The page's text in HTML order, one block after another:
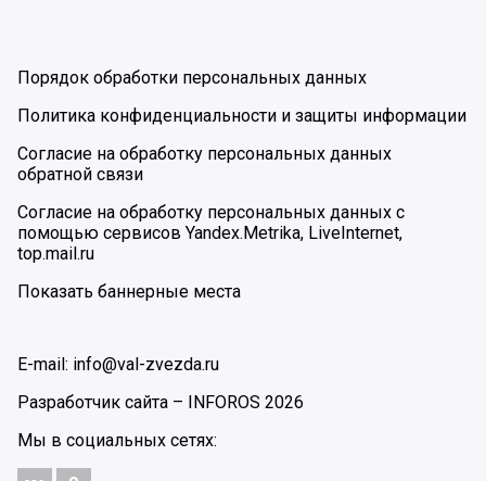
Порядок обработки персональных данных
Политика конфиденциальности и защиты информации
Согласие на обработку персональных данных
обратной связи
Согласие на обработку персональных данных с
помощью сервисов Yandex.Metrika, LiveInternet,
top.mail.ru
Показать баннерные места
E-mail: info@val-zvezda.ru
Разработчик сайта –
INFOROS 2026
Мы в социальных сетях: